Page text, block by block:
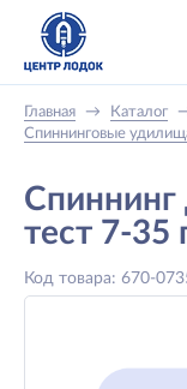
Главная → Каталог
Спиннинговые
тест 7-35
Код товара: 670-